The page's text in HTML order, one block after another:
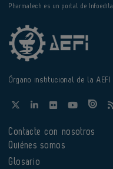
Pharmatech es un portal de Infoedita
Órgano institucional de la AEFI
Contacte con nosotros
Quiénes somos
Glosario